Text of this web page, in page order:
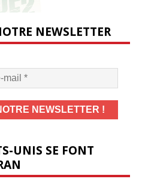
NEWSLETTER
UNIS SE FONT